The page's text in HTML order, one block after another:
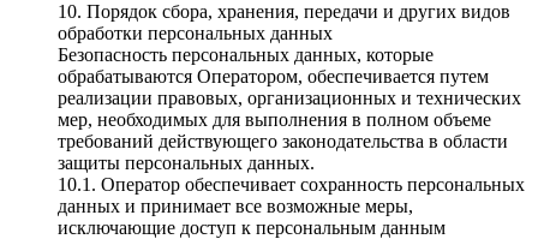
10. Порядок сбора, хранения, передачи и других видов
обработки персональных данных
Безопасность персональных данных, которые
обрабатываются Оператором, обеспечивается путем
реализации правовых, организационных и технических
мер, необходимых для выполнения в полном объеме
требований действующего законодательства в области
защиты персональных данных.
10.1. Оператор обеспечивает сохранность персональных
данных и принимает все возможные меры,
исключающие доступ к персональным данным